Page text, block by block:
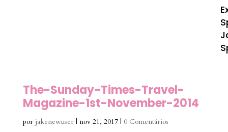
The-Sunday-Times-Travel-
Magazine-1st-November-2014
por jakenewuser| nov 21, 2017| 0 Comentários